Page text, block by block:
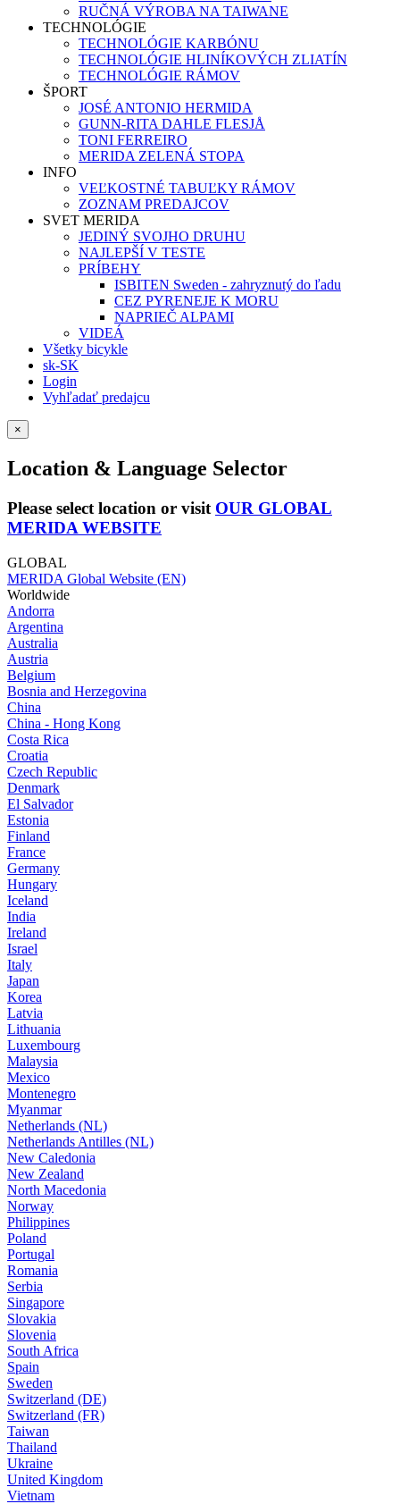
RUČNÁ VÝROBA NA TAIWANE
TECHNOLÓGIE
TECHNOLÓGIE KARBÓNU
TECHNOLÓGIE HLINÍKOVÝCH ZLIATÍN
TECHNOLÓGIE RÁMOV
ŠPORT
JOSÉ ANTONIO HERMIDA
GUNN-RITA DAHLE FLESJÅ
TONI FERREIRO
MERIDA ZELENÁ STOPA
INFO
VEĽKOSTNÉ TABUĽKY RÁMOV
ZOZNAM PREDAJCOV
SVET MERIDA
JEDINÝ SVOJHO DRUHU
NAJLEPŠÍ V TESTE
PRÍBEHY
ISBITEN Sweden - zahryznutý do ľadu
CEZ PYRENEJE K MORU
NAPRIEČ ALPAMI
VIDEÁ
Všetky bicykle
sk-SK
Login
Vyhľadať predajcu
×
Location & Language Selector
Please select location or visit OUR GLOBAL
MERIDA WEBSITE
GLOBAL
MERIDA Global Website (EN)
Worldwide
Andorra
Argentina
Australia
Austria
Belgium
Bosnia and Herzegovina
China
China - Hong Kong
Costa Rica
Croatia
Czech Republic
Denmark
El Salvador
Estonia
Finland
France
Germany
Hungary
Iceland
India
Ireland
Israel
Italy
Japan
Korea
Latvia
Lithuania
Luxembourg
Malaysia
Mexico
Montenegro
Myanmar
Netherlands (NL)
Netherlands Antilles (NL)
New Caledonia
New Zealand
North Macedonia
Norway
Philippines
Poland
Portugal
Romania
Serbia
Singapore
Slovakia
Slovenia
South Africa
Spain
Sweden
Switzerland (DE)
Switzerland (FR)
Taiwan
Thailand
Ukraine
United Kingdom
Vietnam